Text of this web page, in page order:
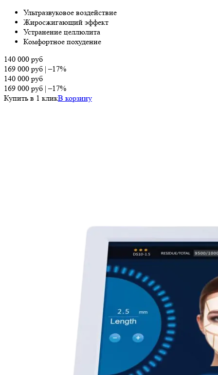
Ультразвуковое воздействие
Жиросжигающий эффект
Устранение целлюлита
Комфортное похудение
140 000 руб
169 000 руб |–17%
140 000 руб
169 000 руб |–17%
Купить в 1 кликВ корзину